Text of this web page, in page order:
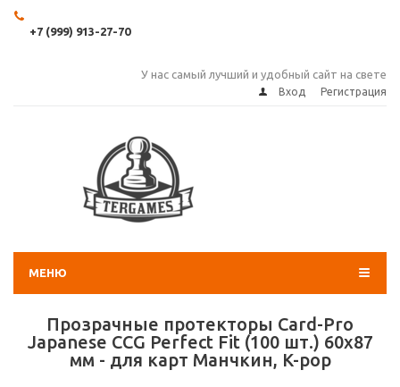
+7 (999) 913-27-70
У нас самый лучший и удобный сайт на свете
Вход Регистрация
МЕНЮ
Прозрачные протекторы Card-Pro
Japanese CCG Perfect Fit (100 шт.) 60x87
мм - для карт Манчкин, K-pop